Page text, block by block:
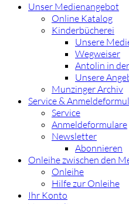
Unser Medienangebot
Online Katalog
Kinderbücherei
Unsere
Wegweiser
Antolin in
Unsere
Munzinger Archiv
Service &
Service
Anmeldeformulare
Newsletter
Abonnieren
Onleihe zwischen den
Onleihe
Hilfe zur Onleihe
Ihr Konto